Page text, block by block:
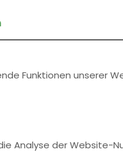
News
bei
Funktionen unserer
Analyse der Website-